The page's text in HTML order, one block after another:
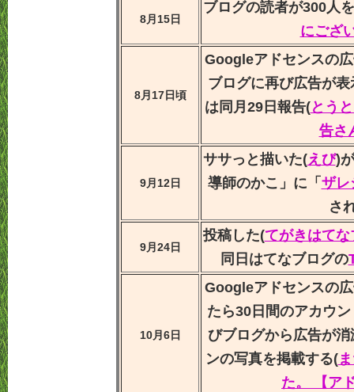
8月15日
ブログの読者が300人
にござ
8月17日頃
Googleアドセンスの
ブログに再び広告が
は同月29日報告(とう
告さ
9月12日
ササっと描いた(えび)
導師のかこ」に「 ザレ
さ
9月24日
投稿した(てがきはて
同日はてなブログの
10月6日
Googleアドセンスの
たら30日間のアカウ
びブログから広告が
ンの写真を掲載する(
た。 【ア